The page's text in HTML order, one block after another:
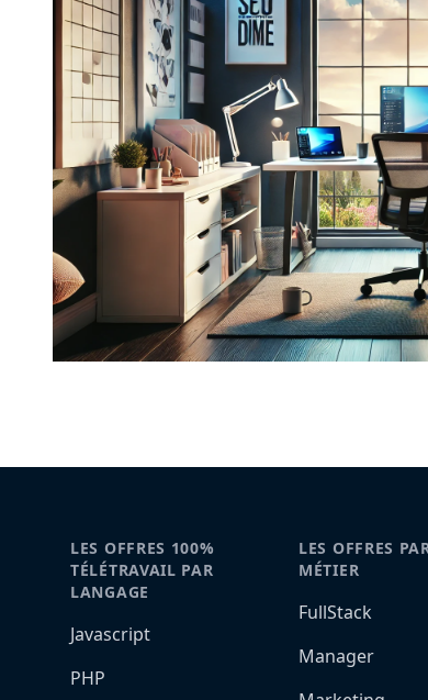
LES OFFRES 100%
TÉLÉTRAVAIL PAR
LANGAGE
Javascript
PHP
LES OFFRES
MÉTIER
FullStack
Manager